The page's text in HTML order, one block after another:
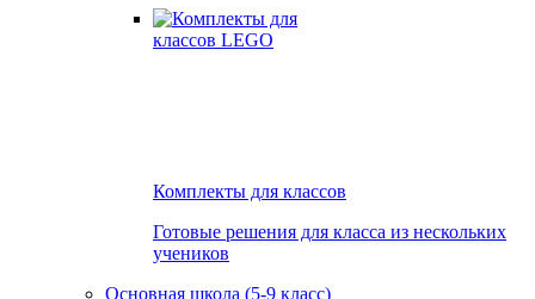
Комплекты для классов
Готовые решения для класса из нескольких
учеников
Основная школа (5-9 класс)